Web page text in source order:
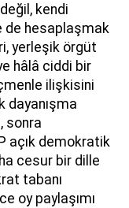
kendi
de hesaplaşmak
yerleşik örgüt
hâlâ ciddi bir
ilişkisini
dayanışma
sonra
açık demokratik
cesur bir dille
tabanı
oy paylaşımı